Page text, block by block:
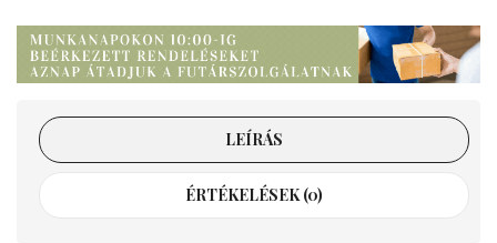
LEÍRÁS
ÉRTÉKELÉSEK (0)